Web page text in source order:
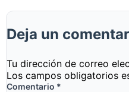
Deja un
Tu dirección de correo
Los campos obligatorios
Comentario *